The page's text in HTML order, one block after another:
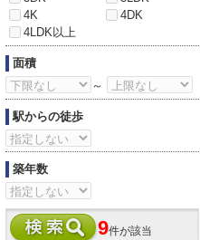
4K
4DK
4LDK以上
面積
～
駅からの徒歩
築年数
9件が該当